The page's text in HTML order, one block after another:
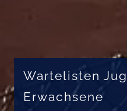
Wartelisten
Erwachsene